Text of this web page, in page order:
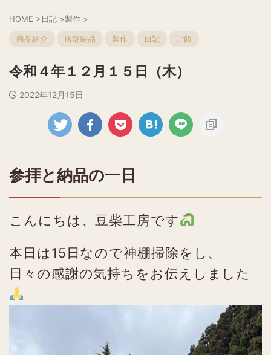
HOME >日記 >製作 >
商品紹介 店舗納品 製作 日記 ご飯
令和４年１２月１５日（木）
2022年12月15日
参拝と納品の一日
こんにちは、豆柴工房です
本日は15日なので神棚掃除をし、
日々の感謝の気持ちをお伝えしました